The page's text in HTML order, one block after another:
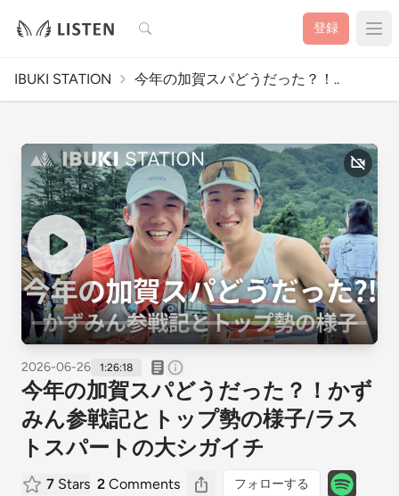
検索 登録
IBUKI STATION 今年の加賀スパどうだった？！..
2026-06-26 1:26:18
今年の加賀スパどうだった？！かず
みん参戦記とトップ勢の様子/ラス
トスパートの大シガイチ
7 Stars 2 Comments フォローする